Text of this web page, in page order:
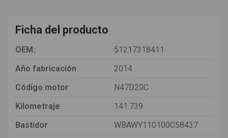
Ficha del producto
OEM:
51217318411
Año fabricación
2014
Código motor
N47D20C
Kilometraje
141.739
Bastidor
WBAWY110100C58437